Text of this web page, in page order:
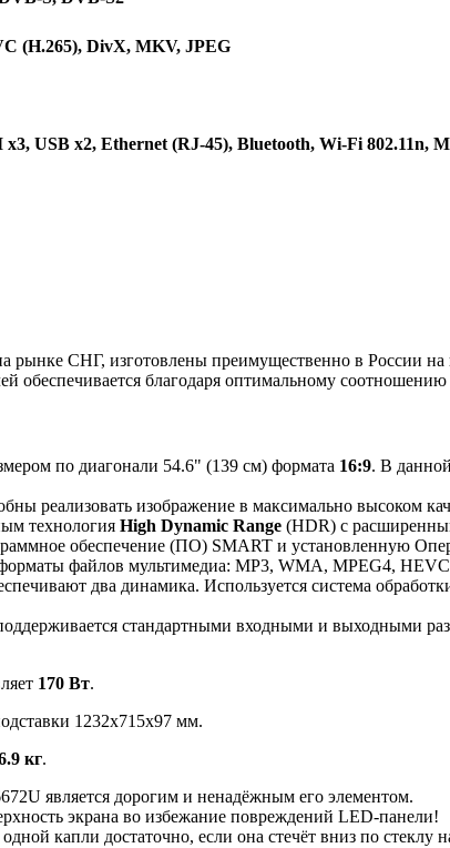
(H.265), DivX, MKV, JPEG
USB x2, Ethernet (RJ-45), Bluetooth, Wi-Fi 802.11n,
СНГ, изготовлены преимущественно в России
обеспечивается благодаря оптимальному соотношению
по диагонали 54.6" (139 см) формата 16:9. В
реализовать изображение в максимально высоком
технология High Dynamic Range (HDR) с
обеспечение (ПО) SMART и установленную
файлов мультимедиа: MP3, WMA, MPEG4,
два динамика. Используется система
стандартными входными и выходными
170 Вт.
1232x715x97 мм.
кг.
является дорогим и ненадёжным его элементом.
экрана во избежание повреждений LED-панели!
капли достаточно, если она стечёт вниз по